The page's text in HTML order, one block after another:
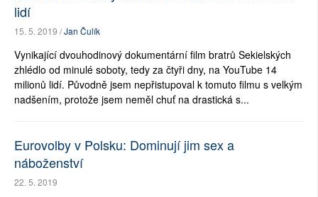
lidí
15. 5. 2019 /Jan Čulík
Vynikající dvouhodinový dokumentární film bratrů Sekielských
zhlédlo od minulé soboty, tedy za čtyři dny, na YouTube 14
milionů lidí. Původně jsem nepřistupoval k tomuto filmu s velkým
nadšením, protože jsem neměl chuť na drastická s...
Eurovolby v Polsku: Dominují jim sex a
náboženství
22. 5. 2019